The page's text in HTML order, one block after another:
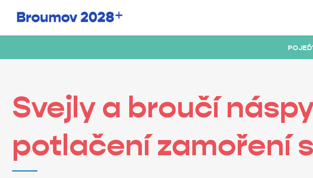
Svejly a broučí
potlačení zamoření